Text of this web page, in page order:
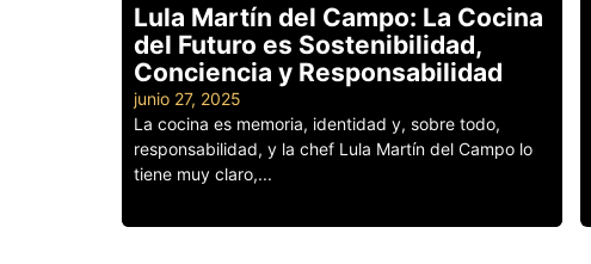
Lula Martín del Campo: La Cocina
del Futuro es Sostenibilidad,
Conciencia y Responsabilidad
junio 27, 2025
La cocina es memoria, identidad y, sobre todo,
responsabilidad, y la chef Lula Martín del Campo lo
tiene muy claro,...